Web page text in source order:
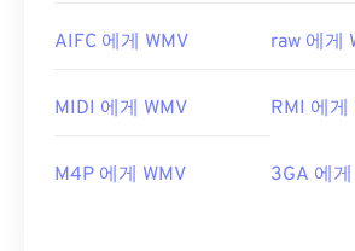
AIFC 에게 WMV raw 에게
MIDI 에게 WMV RMI 에게
M4P 에게 WMV 3GA 에